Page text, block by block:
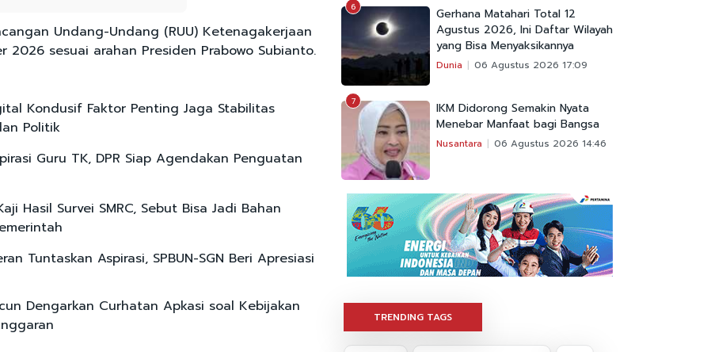
Undang-Undang (RUU) Ketenagakerjaan
sesuai arahan Presiden Prabowo Subianto.
Kondusif Faktor Penting Jaga Stabilitas
Politik
Guru TK, DPR Siap Agendakan Penguatan
Hasil Survei SMRC, Sebut Bisa Jadi Bahan
Tuntaskan Aspirasi, SPBUN-SGN Beri Apresiasi
Dengarkan Curhatan Apkasi soal Kebijakan
6
Gerhana Matahari Total 12
Agustus 2026, Ini Daftar Wilayah
yang Bisa Menyaksikannya
Dunia 06 Agustus 2026 17:09
7
IKM Didorong Semakin Nyata
Menebar Manfaat bagi Bangsa
Nusantara 06 Agustus 2026 14:46
TRENDING TAGS